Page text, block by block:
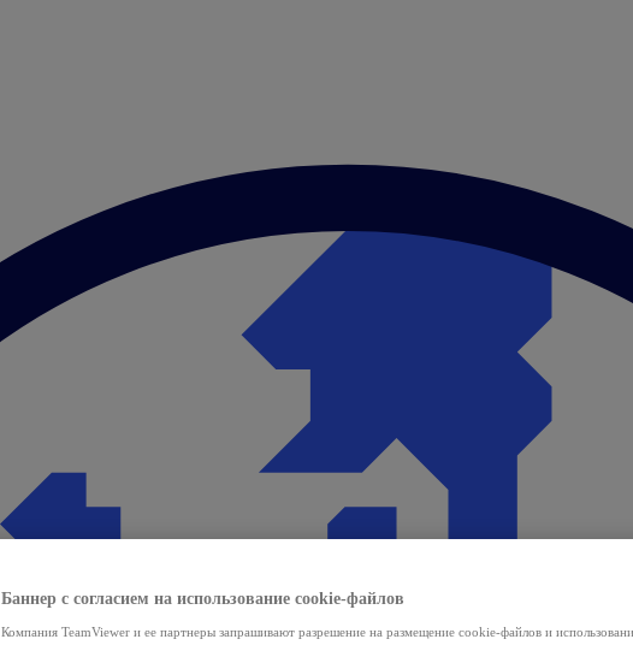
Баннер с согласием на использование cookie-файлов
Компания TeamViewer и ее партнеры запрашивают разрешение на размещение cookie-файлов и